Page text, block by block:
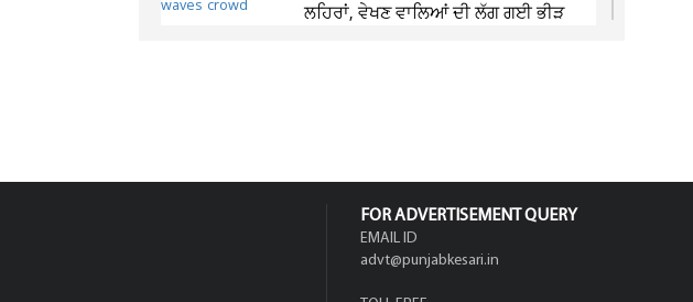
ਲਹਿਰਾਂ, ਵੇਖਣ ਵਾਲਿਆਂ ਦੀ ਲੱਗ ਗਈ ਭੀੜ
FOR ADVERTISEMENT QUERY
EMAIL ID
advt@punjabkesari.in